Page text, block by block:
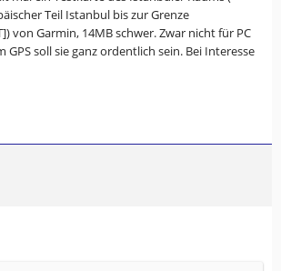
Teil Istanbul bis zur Grenze
von Garmin, 14MB schwer. Zwar nicht für PC
GPS soll sie ganz ordentlich sein. Bei Interesse